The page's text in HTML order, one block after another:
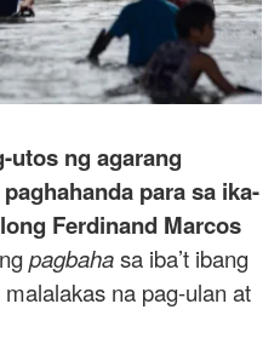
utos ng agarang
para sa ika-
Ferdinand Marcos
pagbahasa iba’t ibang
na pag-ulan at